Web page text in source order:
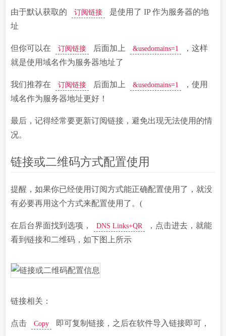
由于默认获取的 订阅链接
是使用了 IP 作为服务器的地
址
但你可以在 订阅链接 后面加上 &usedomains=1
，这样
就是使用域名作为服务器地址了
我们推荐在 订阅链接 后面加上 &usedomains=1
，使用
域名作为服务器地址更好！
最后，记得经常要更新订阅链接，避免出现无法使用的情
况。
链接或二维码方式配置使用
提醒，如果你已经使用订阅方式能正确配置使用了，就没
有必要再用这个方式来配置使用了。(
在后台界面找到选项， DNS Links+QR
，点击进去，就能
看到链接和二维码，如下图上所示
链接相关：
点击 Copy 即可复制链接，之后在软件导入链接即可，